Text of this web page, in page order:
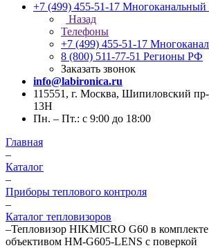
+7 (499) 455-51-17 Многоканальный
Назад
Телефоны
+7 (499) 455-51-17
8 (800) 511-77-51 Регионы РФ
Заказать звонок
info@labironica.ru
115551, г. Москва, Шипиловский
13Н
Пн. – Пт.: с 9:00 до 18:00
Главная
–
Каталог
–
Приборы теплового контроля
–
Каталог тепловизоров
–Тепловизор HIKMICRO G60 в
объективом HM-G605-LENS с поверкой